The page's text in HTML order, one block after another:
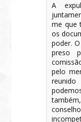
A
me que
os
poder.
preso
pelo